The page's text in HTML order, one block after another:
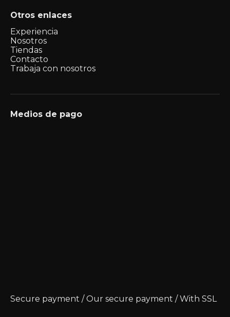
Otros enlaces
Experiencia
Nosotros
Tiendas
Contacto
Trabaja con nosotros
Medios de pago
Secure payment / Our secure payment / With SSL